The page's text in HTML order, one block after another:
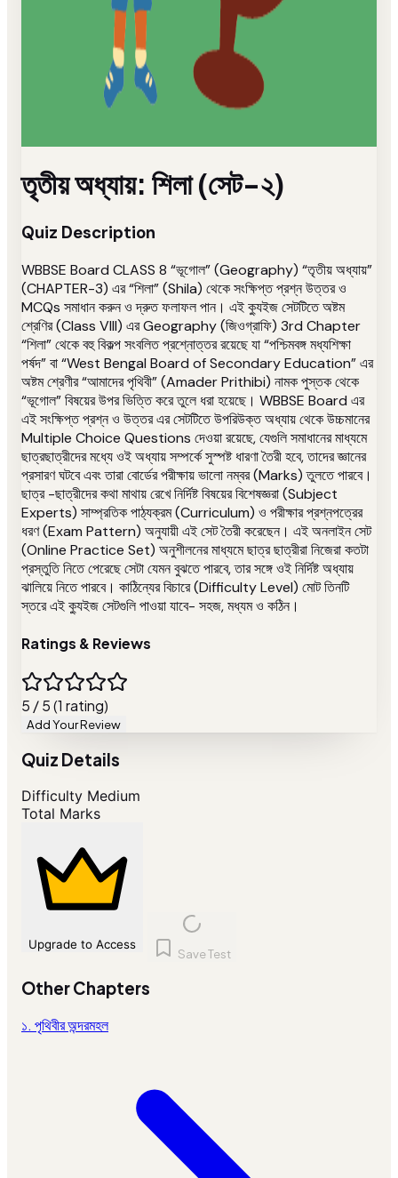
তৃতীয় অধ্যায়: শিলা (সেট-২)
Quiz Description
WBBSE Board CLASS 8 “ভূগোল” (Geography) “তৃতীয় অধ্যায়”
(CHAPTER-3) এর “শিলা” (Shila) থেকে সংক্ষিপ্ত প্রশ্ন উত্তর ও
MCQs সমাধান করুন ও দ্রুত ফলাফল পান। এই ক্যুইজ সেটটিতে অষ্টম
শ্রেণির (Class VIII) এর Geography (জিওগ্রাফি) 3rd Chapter
“শিলা” থেকে বহু বিকল্প সংবলিত প্রশ্নোত্তর রয়েছে যা “পশ্চিমবঙ্গ মধ্যশিক্ষা
পর্ষদ” বা “West Bengal Board of Secondary Education” এর
অষ্টম শ্রেণীর “আমাদের পৃথিবী” (Amader Prithibi) নামক পুস্তক থেকে
“ভূগোল” বিষয়ের উপর ভিত্তি করে তুলে ধরা হয়েছে। WBBSE Board এর
এই সংক্ষিপ্ত প্রশ্ন ও উত্তর এর সেটটিতে উপরিউক্ত অধ্যায় থেকে উচ্চমানের
Multiple Choice Questions দেওয়া রয়েছে, যেগুলি সমাধানের মাধ্যমে
ছাত্রছাত্রীদের মধ্যে ওই অধ্যায় সম্পর্কে সুস্পষ্ট ধারণা তৈরী হবে, তাদের জ্ঞানের
প্রসারণ ঘটবে এবং তারা বোর্ডের পরীক্ষায় ভালো নম্বর (Marks) তুলতে পারবে।
ছাত্র -ছাত্রীদের কথা মাথায় রেখে নির্দিষ্ট বিষয়ের বিশেষজ্ঞরা (Subject
Experts) সাম্প্রতিক পাঠ্যক্রম (Curriculum) ও পরীক্ষার প্রশ্নপত্রের
ধরণ (Exam Pattern) অনুযায়ী এই সেট তৈরী করেছেন। এই অনলাইন সেট
(Online Practice Set) অনুশীলনের মাধ্যমে ছাত্র ছাত্রীরা নিজেরা কতটা
প্রস্তুতি নিতে পেরেছে সেটা যেমন বুঝতে পারবে, তার সঙ্গে ওই নির্দিষ্ট অধ্যায়
ঝালিয়ে নিতে পারবে। কাঠিন্যের বিচারে (Difficulty Level) মোট তিনটি
স্তরে এই ক্যুইজ সেটগুলি পাওয়া যাবে- সহজ, মধ্যম ও কঠিন।
Ratings & Reviews
5 / 5 (1 rating)
Add Your Review
Quiz Details
Difficulty Medium
Total Marks
Upgrade to Access
Save Test
Other Chapters
১. পৃথিবীর অন্দরমহল